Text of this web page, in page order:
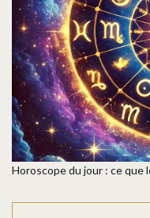
Horoscope du jour : ce